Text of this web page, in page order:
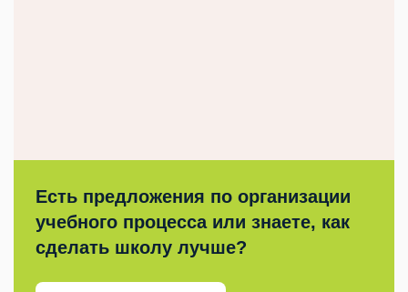
Есть предложения по организации
учебного процесса или знаете, как
сделать школу лучше?